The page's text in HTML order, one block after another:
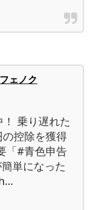
ェノク
乗り遅れた
控除を獲得
「#青色申告
単になった